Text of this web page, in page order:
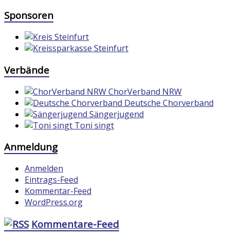
Sponsoren
Verbände
ChorVerband NRW
Deutsche Chorverband
Sängerjugend
Toni singt
Anmeldung
Anmelden
Eintrags-Feed
Kommentar-Feed
WordPress.org
Kommentare-Feed